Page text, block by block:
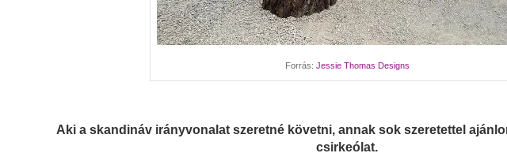
Forrás: Jessie Thomas Designs
Aki a skandináv irányvonalat szeretné követni, annak sok szeretettel
csirkeólat.